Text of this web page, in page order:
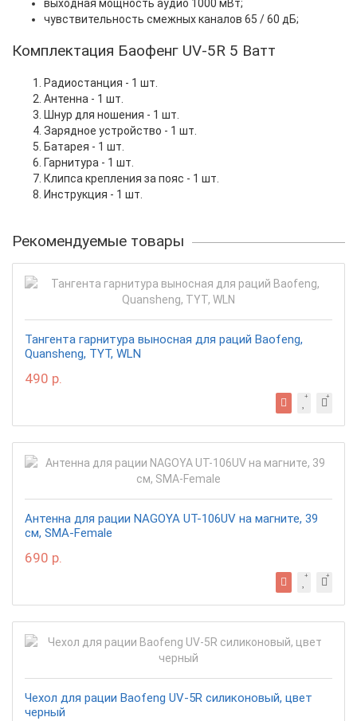
выходная мощность аудио 1000 мВт;
чувствительность смежных каналов 65 / 60 дБ;
Комплектация Баофенг UV-5R 5 Ватт
Радиостанция - 1 шт.
Антенна - 1 шт.
Шнур для ношения - 1 шт.
Зарядное устройство - 1 шт.
Батарея - 1 шт.
Гарнитура - 1 шт.
Клипса крепления за пояс - 1 шт.
Инструкция - 1 шт.
Рекомендуемые товары
Тангента гарнитура выносная для раций Baofeng,
Quansheng, TYT, WLN
490 р.
Антенна для рации NAGOYA UT-106UV на магните, 39
см, SMA-Female
690 р.
Чехол для рации Baofeng UV-5R силиконовый, цвет
черный